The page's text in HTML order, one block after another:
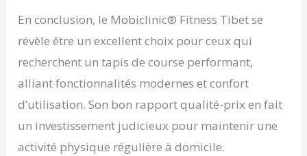
En conclusion, le Mobiclinic® Fitness Tibet se
révèle être un excellent choix pour ceux qui
recherchent un tapis de course performant,
alliant fonctionnalités modernes et confort
d’utilisation. Son bon rapport qualité-prix en fait
un investissement judicieux pour maintenir une
activité physique régulière à domicile.